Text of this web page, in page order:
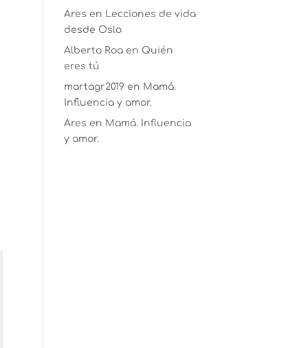
Ares en Lecciones de vida
desde Oslo
Alberto Roa en Quién
eres tú
martagr2019 en Mamá.
Influencia y amor.
Ares en Mamá. Influencia
y amor.